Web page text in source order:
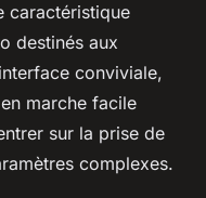
caractéristique
destinés aux
conviviale,
marche facile
sur la prise de
complexes.